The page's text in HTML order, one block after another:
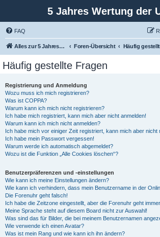
5 Jahres Wertung der
FAQ
Alles zur 5 Jahreswertung / Tabelle der UEFA mit vielen Statistiken. Foren-Übersicht Häufig
Häufig gestellte Fragen
Registrierung und Anmeldung
Wozu muss ich mich registrieren?
Was ist COPPA?
Warum kann ich mich nicht registrieren?
Ich habe mich registriert, kann mich aber nicht anmelden!
Warum kann ich mich nicht anmelden?
Ich habe mich vor einiger Zeit registriert, kann mich aber nicht
Ich habe mein Passwort vergessen!
Warum werde ich automatisch abgemeldet?
Wozu ist die Funktion „Alle Cookies löschen“?
Benutzerpräferenzen und -einstellungen
Wie kann ich meine Einstellungen ändern?
Wie kann ich verhindern, dass mein Benutzername in der
Die Forenuhr geht falsch!
Ich habe die Zeitzone eingestellt, aber die Forenuhr geht
Meine Sprache steht auf diesem Board nicht zur Auswahl!
Was sind das für Bilder, die bei meinem Benutzernamen
Wie verwende ich einen Avatar?
Was ist mein Rang und wie kann ich ihn ändern?